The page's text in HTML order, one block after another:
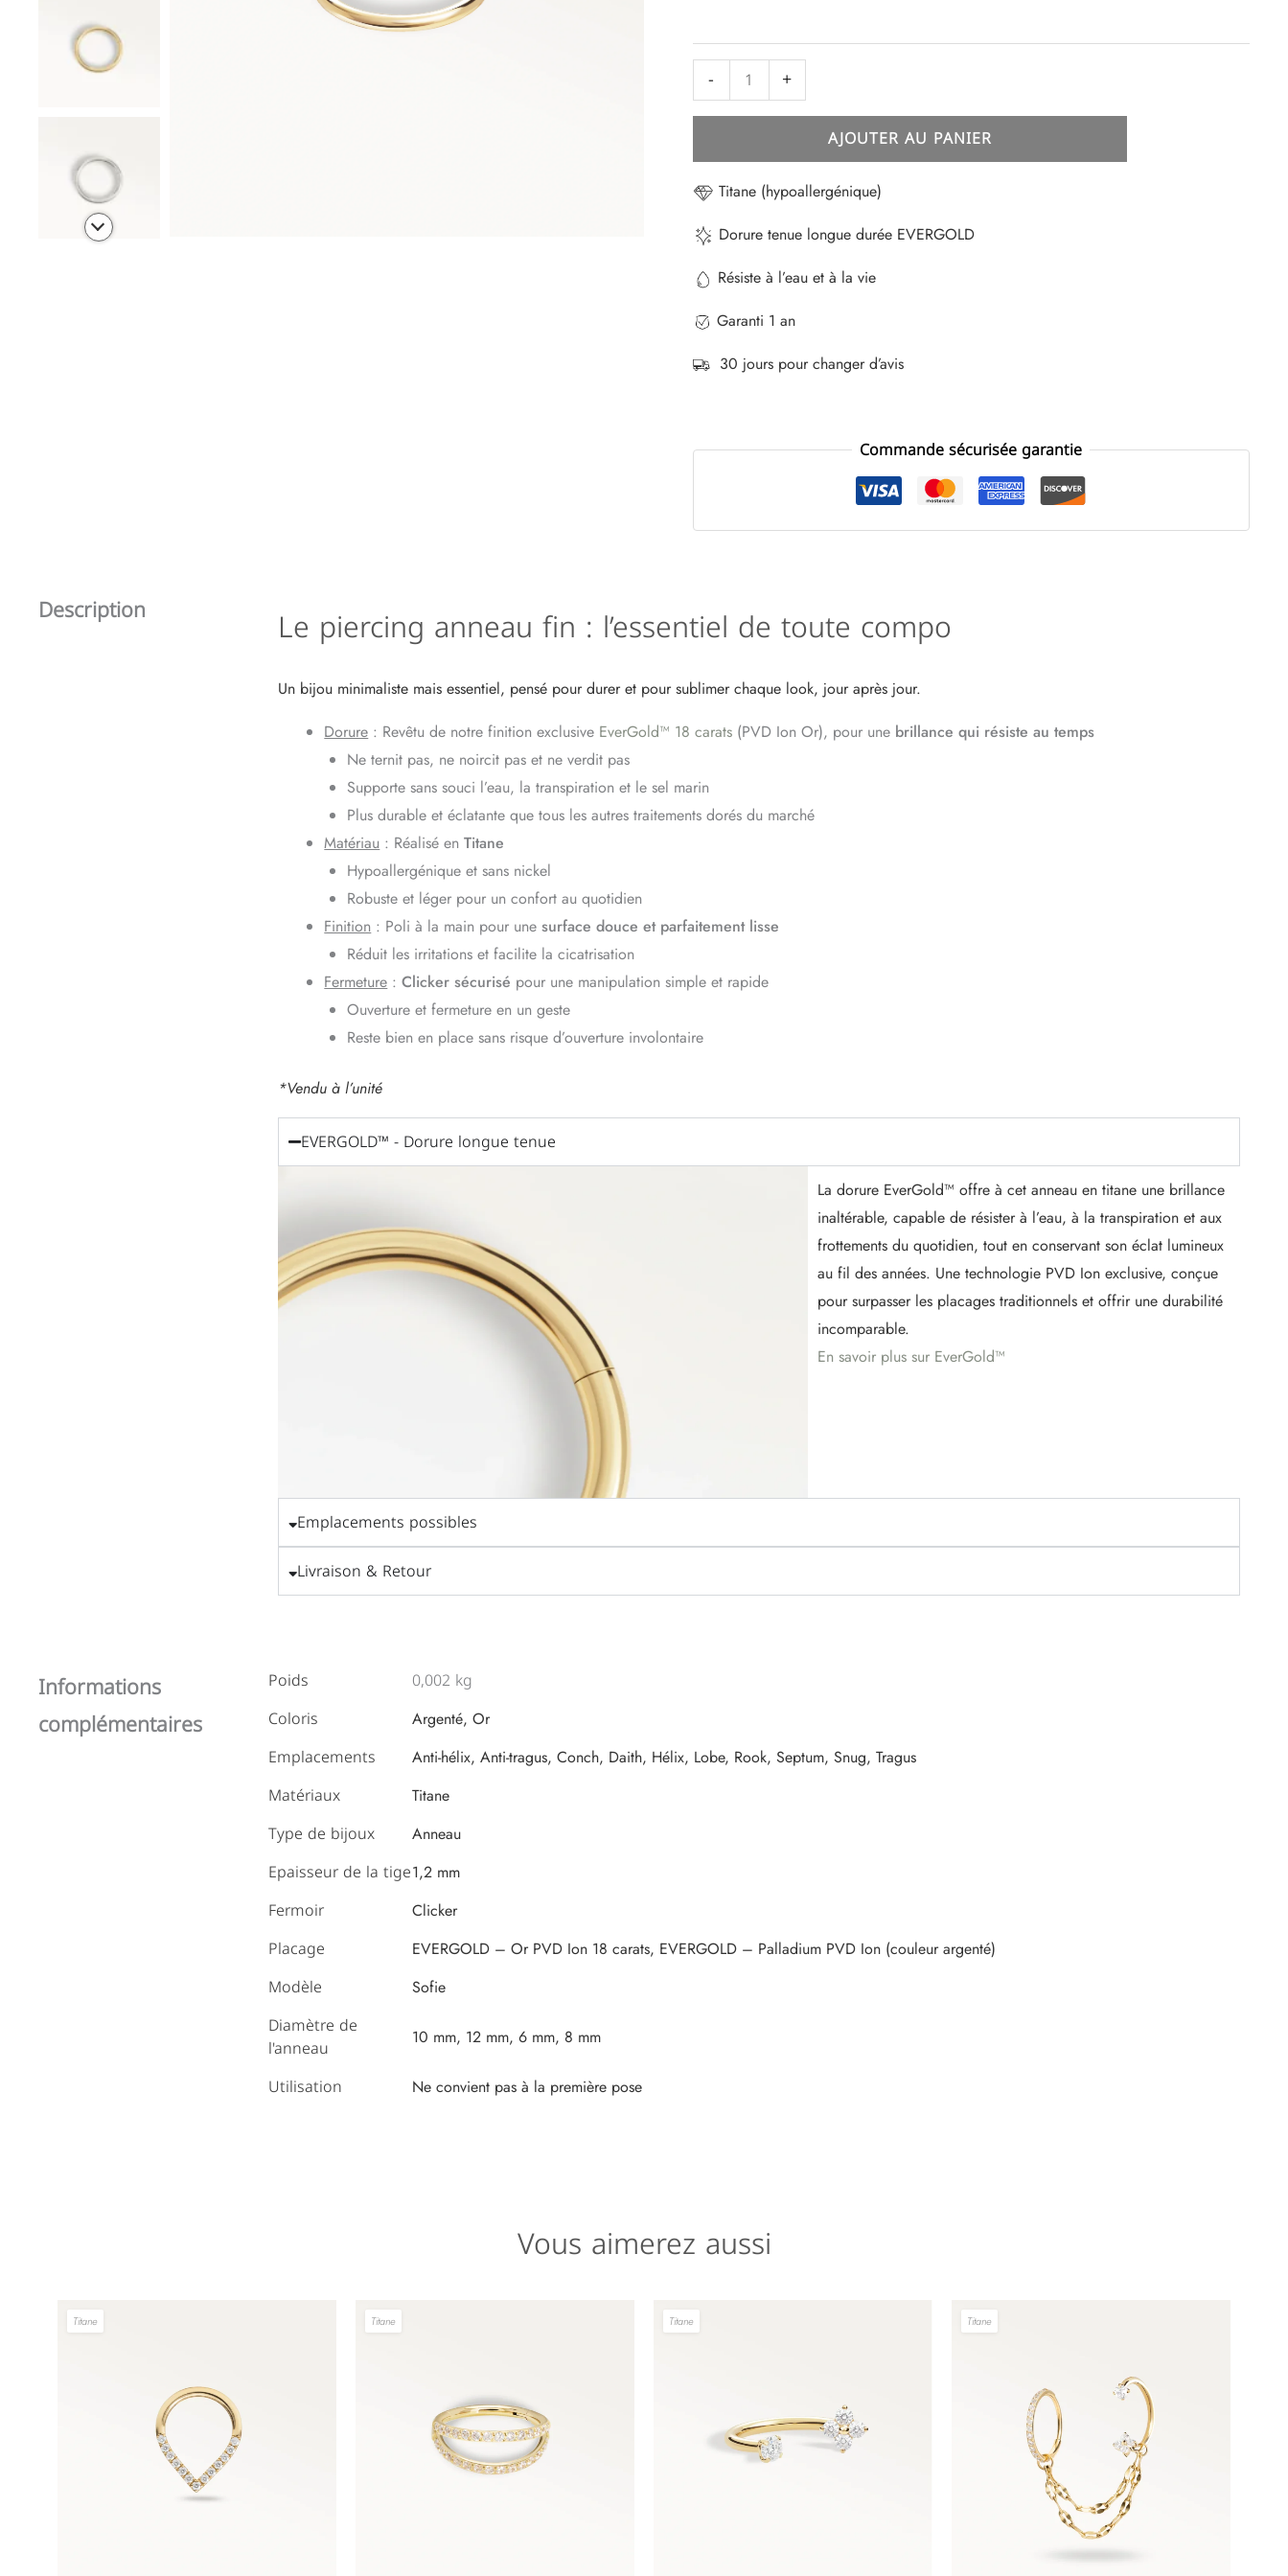
- +
AJOUTER AU PANIER
Titane (hypoallergénique)
Dorure tenue longue durée EVERGOLD
Résiste à l’eau et à la vie
Garanti 1 an
30 jours pour changer d’avis
Commande sécurisée garantie
Description Le piercing anneau fin : l’essentiel de toute compo
Un bijou minimaliste mais essentiel, pensé pour durer et pour sublimer chaque look, jour après jour.
Dorure : Revêtu de notre finition exclusive EverGold™ 18 carats (PVD Ion Or), pour une brillance qui résiste au temps
Ne ternit pas, ne noircit pas et ne verdit pas
Supporte sans souci l’eau, la transpiration et le sel marin
Plus durable et éclatante que tous les autres traitements dorés du marché
Matériau : Réalisé enTitane
Hypoallergénique et sans nickel
Robuste et léger pour un confort au quotidien
Finition : Poli à la main pour unesurface douce et parfaitement lisse
Réduit les irritations et facilite la cicatrisation
Fermeture :Clicker sécurisé pour une manipulation simple et rapide
Ouverture et fermeture en un geste
Reste bien en place sans risque d’ouverture involontaire
*Vendu à l’unité
EVERGOLD™ - Dorure longue tenue
La dorure EverGold™ offre à cet anneau en titane une brillance
inaltérable, capable de résister à l’eau, à la transpiration et aux
frottements du quotidien, tout en conservant son éclat lumineux
au fil des années. Une technologie PVD Ion exclusive, conçue
pour surpasser les placages traditionnels et offrir une durabilité
incomparable.
En savoir plus sur EverGold™
Emplacements possibles
Livraison & Retour
Informations
complémentaires
Poids
0,002 kg
Coloris
Argenté, Or
Emplacements Anti-hélix, Anti-tragus, Conch, Daith, Hélix, Lobe, Rook, Septum, Snug, Tragus
Matériaux Titane
Type de bijoux Anneau
Epaisseur de la tige1,2 mm
Fermoir Clicker
Placage EVERGOLD – Or PVD Ion 18 carats, EVERGOLD – Palladium PVD Ion (couleur argenté)
Modèle Sofie
Diamètre de
l'anneau 10 mm, 12 mm, 6 mm, 8 mm
Utilisation Ne convient pas à la première pose
Vous aimerez aussi
Titane Titane Titane Titane